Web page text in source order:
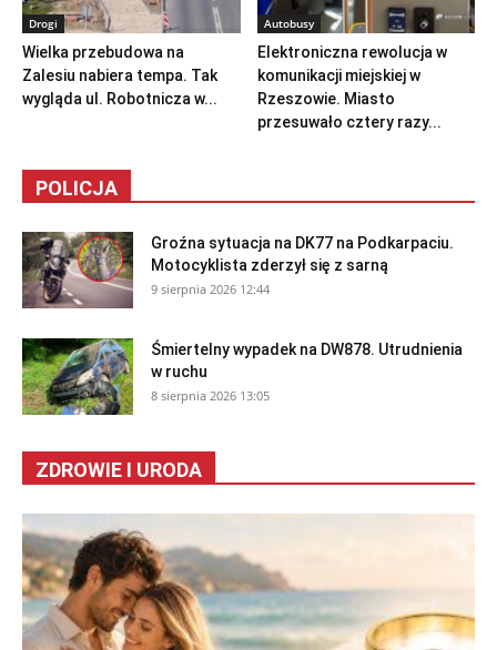
Drogi
Wielka przebudowa na
Zalesiu nabiera tempa. Tak
wygląda ul. Robotnicza w...
Autobusy
Elektroniczna rewolucja w
komunikacji miejskiej w
Rzeszowie. Miasto
przesuwało cztery razy...
POLICJA
Groźna sytuacja na DK77 na Podkarpaciu.
Motocyklista zderzył się z sarną
9 sierpnia 2026 12:44
Śmiertelny wypadek na DW878. Utrudnienia
w ruchu
8 sierpnia 2026 13:05
ZDROWIE I URODA